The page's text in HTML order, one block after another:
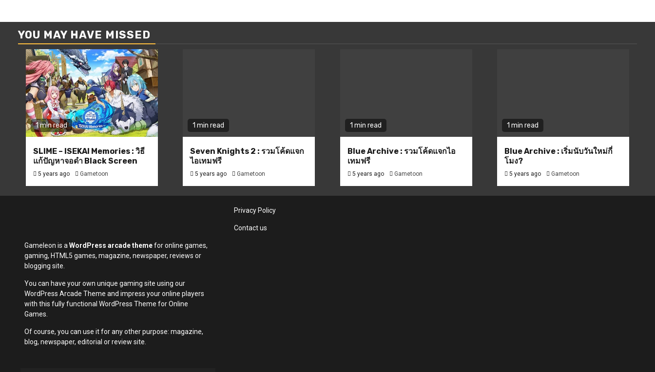
YOU MAY HAVE MISSED
1 min read
SLIME – ISEKAI Memories : วิธี
แก้ปัญหาจอดำ Black Screen
5 years ago Gametoon
1 min read
Seven Knights 2 : รวมโค้ดแจก
ไอเทมฟรี
5 years ago Gametoon
1 min read
Blue Archive : รวมโค้ดแจกไอ
เทมฟรี
5 years ago Gametoon
1 min read
Blue Archive : เริ่มนับวันใหม่กี่
โมง?
5 years ago Gametoon
Gameleon is aWordPress arcade themefor online games,
gaming, HTML5 games, magazine, newspaper, reviews or
blogging site.
You can have your own unique gaming site using our
WordPress Arcade Theme and impress your online players
with this fully functional WordPress Theme for Online
Games.
Of course, you can use it for any other purpose: magazine,
blog, newspaper, editorial or review site.
Privacy Policy
Contact us